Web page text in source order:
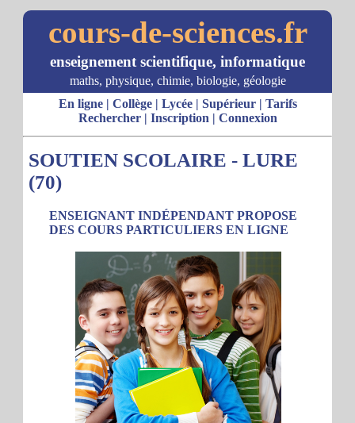
cours-de-sciences.fr
enseignement scientifique, informatique
maths, physique, chimie, biologie, géologie
En ligne| Collège| Lycée| Supérieur| Tarifs
Rechercher| Inscription | Connexion
SOUTIEN SCOLAIRE - LURE
(70)
ENSEIGNANT INDÉPENDANT PROPOSE
DES COURS PARTICULIERS EN LIGNE